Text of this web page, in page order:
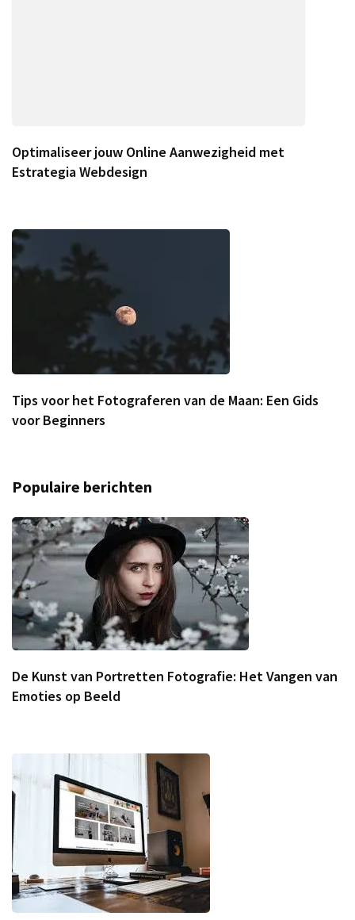
Optimaliseer jouw Online Aanwezigheid met
Estrategia Webdesign
Tips voor het Fotograferen van de Maan: Een Gids
voor Beginners
Populaire berichten
De Kunst van Portretten Fotografie: Het Vangen van
Emoties op Beeld